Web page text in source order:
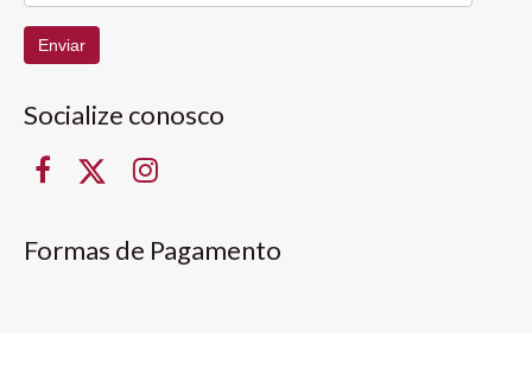
Enviar
Socialize conosco
Formas de Pagamento